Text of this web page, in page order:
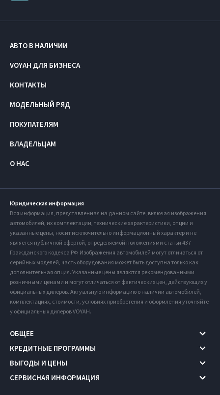
АВТО В НАЛИЧИИ
VOYAH ДЛЯ БИЗНЕСА
КОНТАКТЫ
МОДЕЛЬНЫЙ РЯД
ПОКУПАТЕЛЯМ
ВЛАДЕЛЬЦАМ
О НАС
Юридическая информация
Вся информация, представленная на данном сайте, включая изображения
автомобилей, их комплектации, технические характеристики, опции и
указанные цены, носит исключительно информационный характер и не
является публичной офертой, определяемой положениями статьи 437
Гражданского кодекса РФ. Изображения автомобилей могут отличаться от
серийных моделей, часть оборудования может быть доступна только как
дополнительная опция. Указанные цены являются рекомендованными
розничными ценами и могут отличаться от фактических цен, действующих у
официальных дилеров. Актуальную информацию о наличии автомобилей,
комплектациях, стоимости, условиях приобретения и оформления уточняйте
у официальных дилеров VOYAH.
ОБЩЕЕ
КРЕДИТНЫЕ ПРОГРАММЫ
ВЫГОДЫ И ЦЕНЫ
СЕРВИСНАЯ ИНФОРМАЦИЯ